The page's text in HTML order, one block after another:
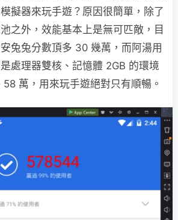
擬器來玩手遊？原因很簡單，除了
之外，效能基本上是無可匹敵，目
兔兔分數頂多 30 幾萬，而阿湯用
處理器雙核、記憶體 2GB 的環境
萬，用來玩手遊絕對只有順暢。